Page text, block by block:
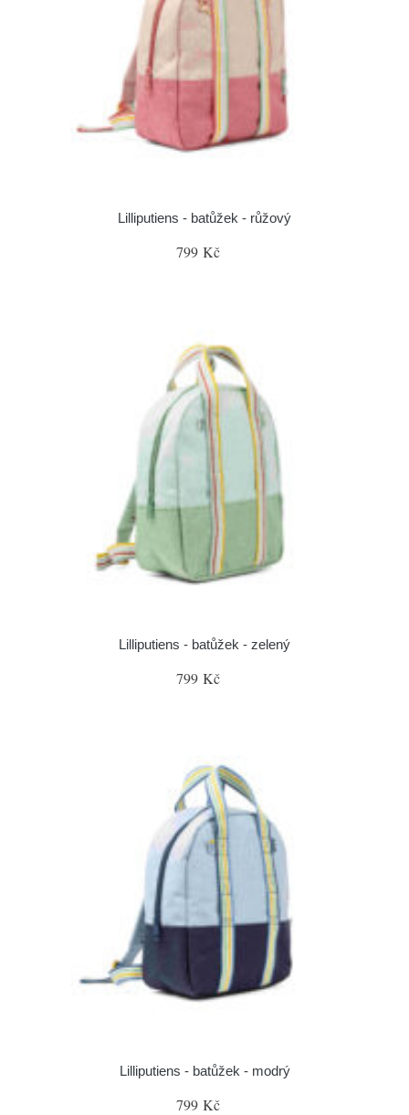
Lilliputiens - batůžek - růžový
799 Kč
Lilliputiens - batůžek - zelený
799 Kč
Lilliputiens - batůžek - modrý
799 Kč